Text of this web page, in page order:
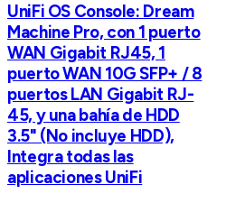
UniFi OS Console: Dream
Machine Pro, con 1 puerto
WAN Gigabit RJ45, 1
puerto WAN 10G SFP+ / 8
puertos LAN Gigabit RJ-
45, y una bahía de HDD
3.5" (No incluye HDD),
Integra todas las
aplicaciones UniFi